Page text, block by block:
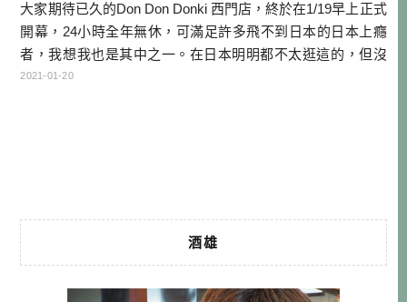
大家期待已久的Don Don Donki 西門店，終於在1/19早上正式
開幕，24小時全年無休，可滿足許多飛不到日本的日本上癮
者，我想我也是其中之一。在日本明明都不太逛這的，但沒
想到一走進唐吉軻德台灣一號店，聽到那中毒式的洗腦BG
2021-01-20
酒雄